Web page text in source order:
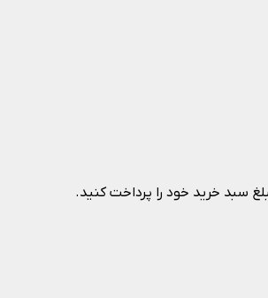
سبد خرید خود را پرداخت کنید.